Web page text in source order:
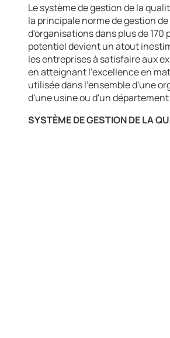
Le système de gestion de la
la principale norme de gestion
d'organisations dans plus de 170
potentiel devient un atout
les entreprises à satisfaire aux
en atteignant l'excellence en
utilisée dans l'ensemble d'une
d'une usine ou d'un
SYSTÈME DE GESTION DE LA